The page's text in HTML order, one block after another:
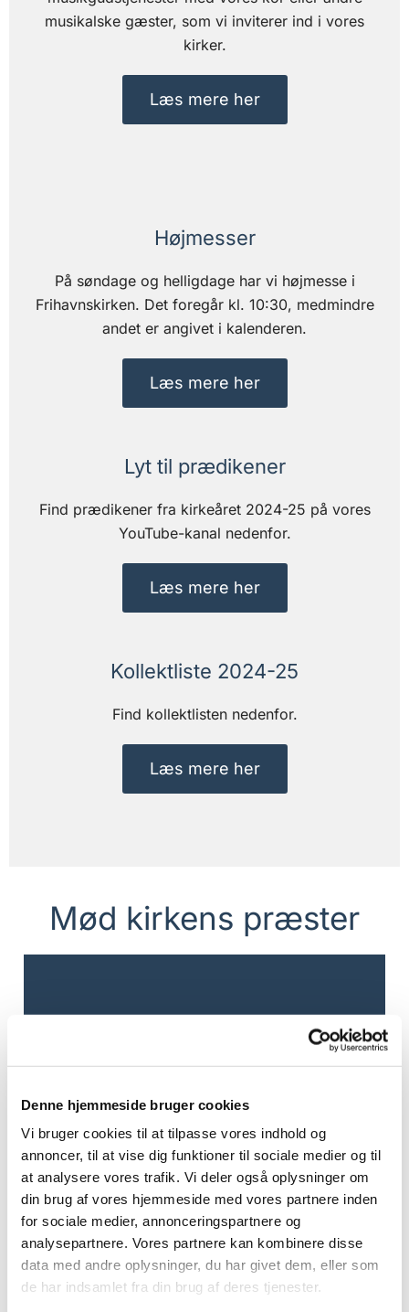
Denne hjemmeside bruger cookies
Vi bruger cookies til at tilpasse vores indhold og
annoncer, til at vise dig funktioner til sociale medier og til
at analysere vores trafik. Vi deler også oplysninger om
din brug af vores hjemmeside med vores partnere inden
for sociale medier, annonceringspartnere og
analysepartnere. Vores partnere kan kombinere disse
data med andre oplysninger, du har givet dem, eller som
de har indsamlet fra din brug af deres tjenester.
musikalske gæster, som vi inviterer ind i vores
kirker.
Læs mere her
Højmesser
På søndage og helligdage har vi højmesse i
Frihavnskirken. Det foregår kl. 10:30, medmindre
andet er angivet i kalenderen.
Læs mere her
Lyt til prædikener
Find prædikener fra kirkeåret 2024-25 på vores
YouTube-kanal nedenfor.
Læs mere her
Kollektliste 2024-25
Find kollektlisten nedenfor.
Læs mere her
Mød kirkens præster